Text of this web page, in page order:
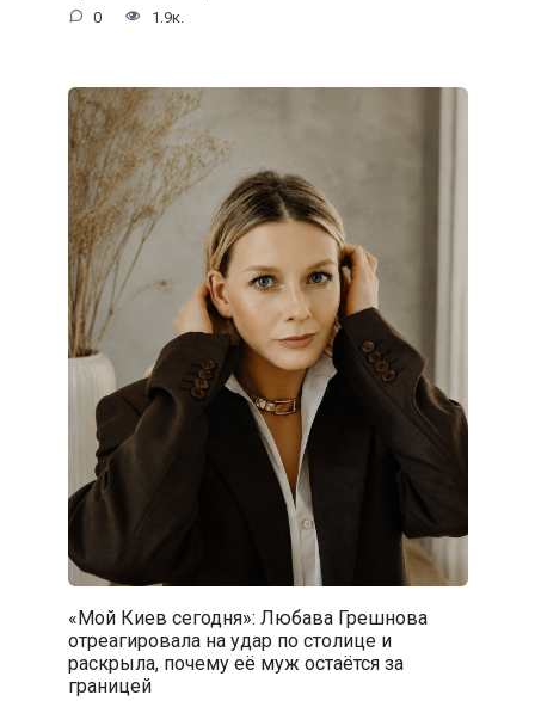
0 1.9к.
«Мой Киев сегодня»: Любава Грешнова
отреагировала на удар по столице и
раскрыла, почему её муж остаётся за
границей